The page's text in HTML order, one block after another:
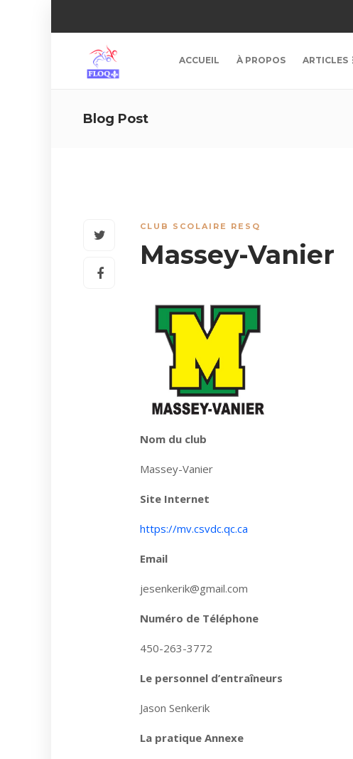
ACCUEIL À PROPOS ARTICLES
Blog Post
CLUB SCOLAIRE RESQ
Massey-Vanier
Nom du club
Massey-Vanier
Site Internet
https://mv.csvdc.qc.ca
Email
jesenkerik@gmail.com
Numéro de Téléphone
450-263-3772
Le personnel d’entraîneurs
Jason Senkerik
La pratique Annexe